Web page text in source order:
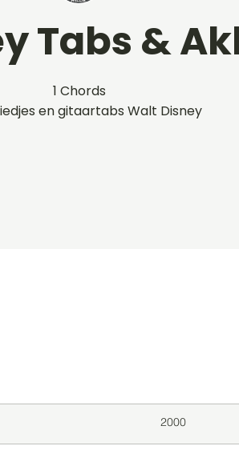
Tabs &
1 Chords
en gitaartabs Walt Disney
2000